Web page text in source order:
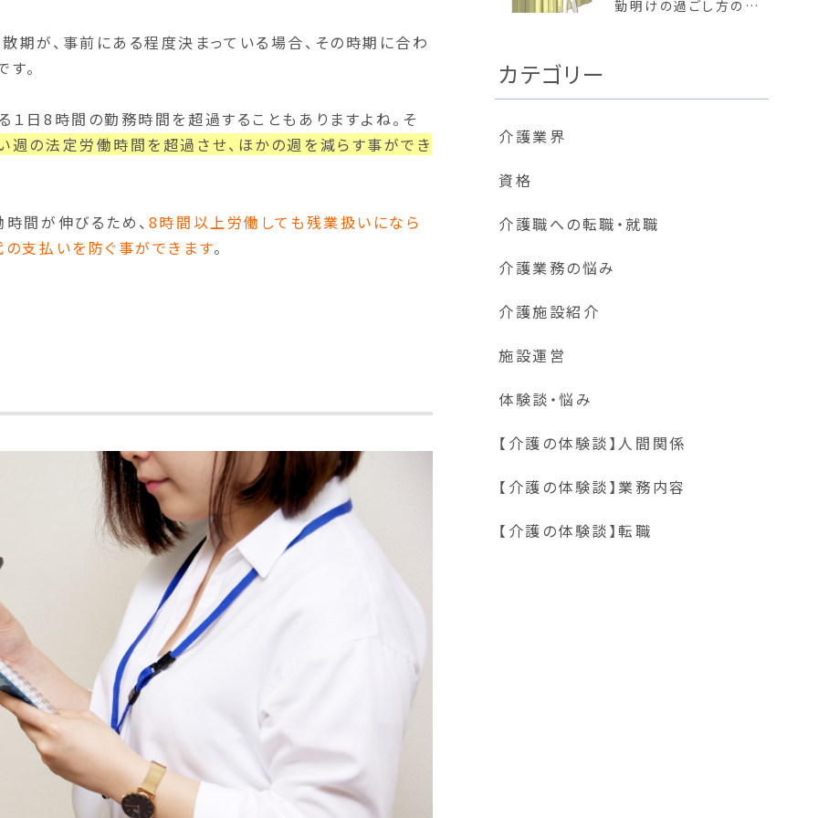
期が、事前にある程度決まっている場合、その時期に合わ
。
日8時間の勤務時間を超過することもありますよね。そ
週の法定労働時間を超過させ、ほかの週を減らす事ができ
間が伸びるため、 8時間以上労働しても残業扱いになら
の支払いを防ぐ事ができます。
勤明けの過ごし方の違
カテゴリー
介護業界
資格
介護職への転職・就職
介護業務の悩み
介護施設紹介
施設運営
体験談・悩み
【介護の体験談】人間関係
【介護の体験談】業務内容
【介護の体験談】転職